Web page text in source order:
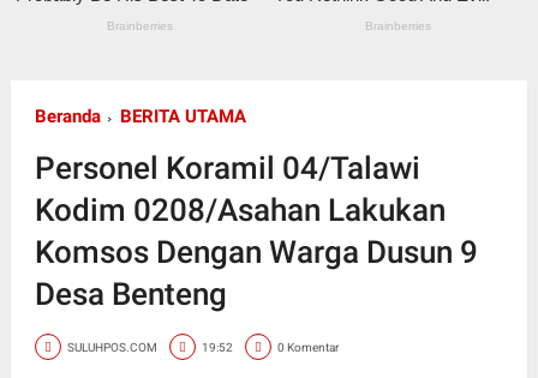
Beranda BERITA UTAMA
Personel Koramil 04/Talawi
Kodim 0208/Asahan Lakukan
Komsos Dengan Warga Dusun 9
Desa Benteng
SULUHPOS.COM 19:52 0 Komentar